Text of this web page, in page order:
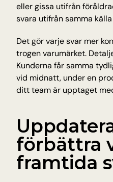
eller gissa utifrån
svara utifrån samma
Det gör varje svar mer
trogen varumärket.
Kunderna får samma
vid midnatt, under en
ditt team är upptaget
förbättra
framtida